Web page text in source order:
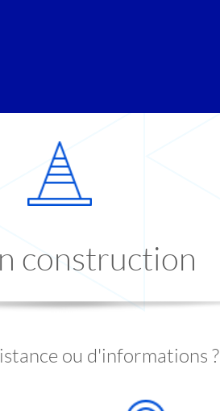
construction
ou d'informations ?